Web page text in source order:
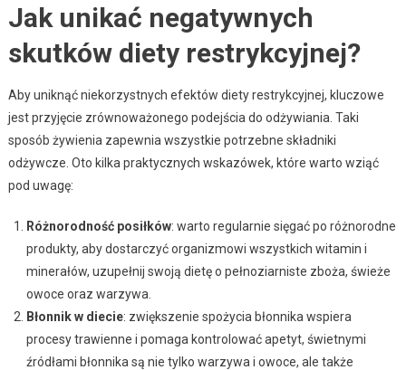
Jak unikać negatywnych
skutków diety restrykcyjnej?
Aby uniknąć niekorzystnych efektów diety restrykcyjnej, kluczowe
jest przyjęcie zrównoważonego podejścia do odżywiania. Taki
sposób żywienia zapewnia wszystkie potrzebne składniki
odżywcze. Oto kilka praktycznych wskazówek, które warto wziąć
pod uwagę:
Różnorodność posiłków: warto regularnie sięgać po różnorodne
produkty, aby dostarczyć organizmowi wszystkich witamin i
minerałów, uzupełnij swoją dietę o pełnoziarniste zboża, świeże
owoce oraz warzywa.
Błonnik w diecie: zwiększenie spożycia błonnika wspiera
procesy trawienne i pomaga kontrolować apetyt, świetnymi
źródłami błonnika są nie tylko warzywa i owoce, ale także